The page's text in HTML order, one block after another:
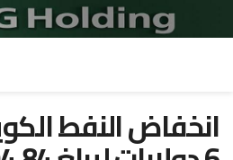
انخفاض النفط